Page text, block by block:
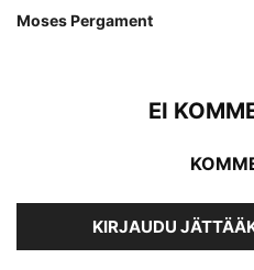
Moses Pergament
EI
KIRJAUDU